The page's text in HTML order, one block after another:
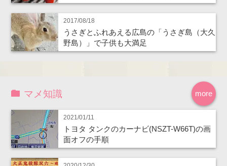
2017/08/18
うさぎとふれあえる広島の「うさぎ島（大久
野島）」で子供も大満足
more
マメ知識
2021/01/11
トヨタ タンクのカーナビ(NSZT-W66T)の画
面オフの手順